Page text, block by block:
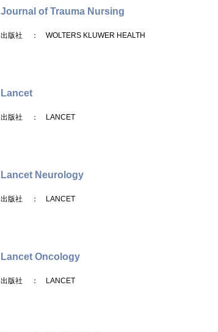
Journal of Trauma Nursing
出版社 ： WOLTERS KLUWER HEALTH
Lancet
出版社 ： LANCET
Lancet Neurology
出版社 ： LANCET
Lancet Oncology
出版社 ： LANCET